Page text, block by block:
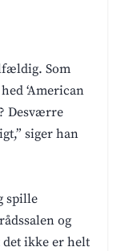
Som
‘American
Desværre
siger han
spille
og
ikke er helt